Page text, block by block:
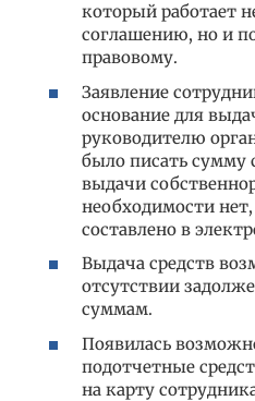
который работает
соглашению, но и
правовому.
Заявление
основание для
руководителю
было писать сумму
выдачи
необходимости
составлено в
Выдача средств
отсутствии
суммам.
Появилась
подотчетные
на карту